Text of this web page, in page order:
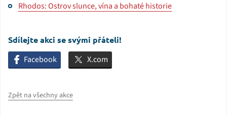
Rhodos: Ostrov slunce, vína a bohaté historie
Sdílejte akci se svými přáteli!
Facebook X.com
Zpět na všechny akce